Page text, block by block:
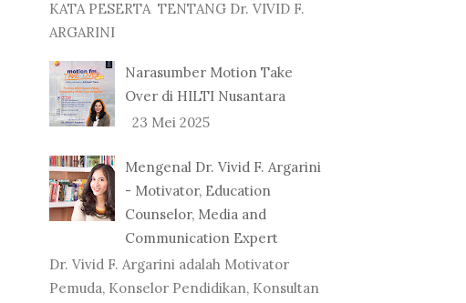
KATA PESERTA TENTANG Dr. VIVID F.
ARGARINI
Narasumber Motion Take
Over di HILTI Nusantara
23 Mei 2025
Mengenal Dr. Vivid F. Argarini
- Motivator, Education
Counselor, Media and
Communication Expert
Dr. Vivid F. Argarini adalah Motivator
Pemuda, Konselor Pendidikan, Konsultan